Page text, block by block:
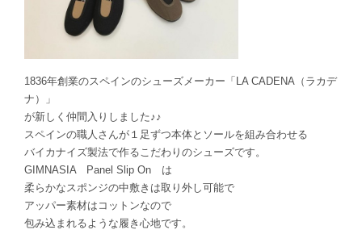
1836年創業のスペインのシューズメーカー「LA CADENA（ラカデ
ナ）」
が新しく仲間入りしました♪♪
スペインの職人さんが１足ずつ本体とソールを組み合わせる
バイカナイズ製法で作るこだわりのシューズです。
GIMNASIA Panel Slip On は
柔らかなスポンジの中敷きは取り外し可能で
アッパー素材はコットンなので
包み込まれるような履き心地です。